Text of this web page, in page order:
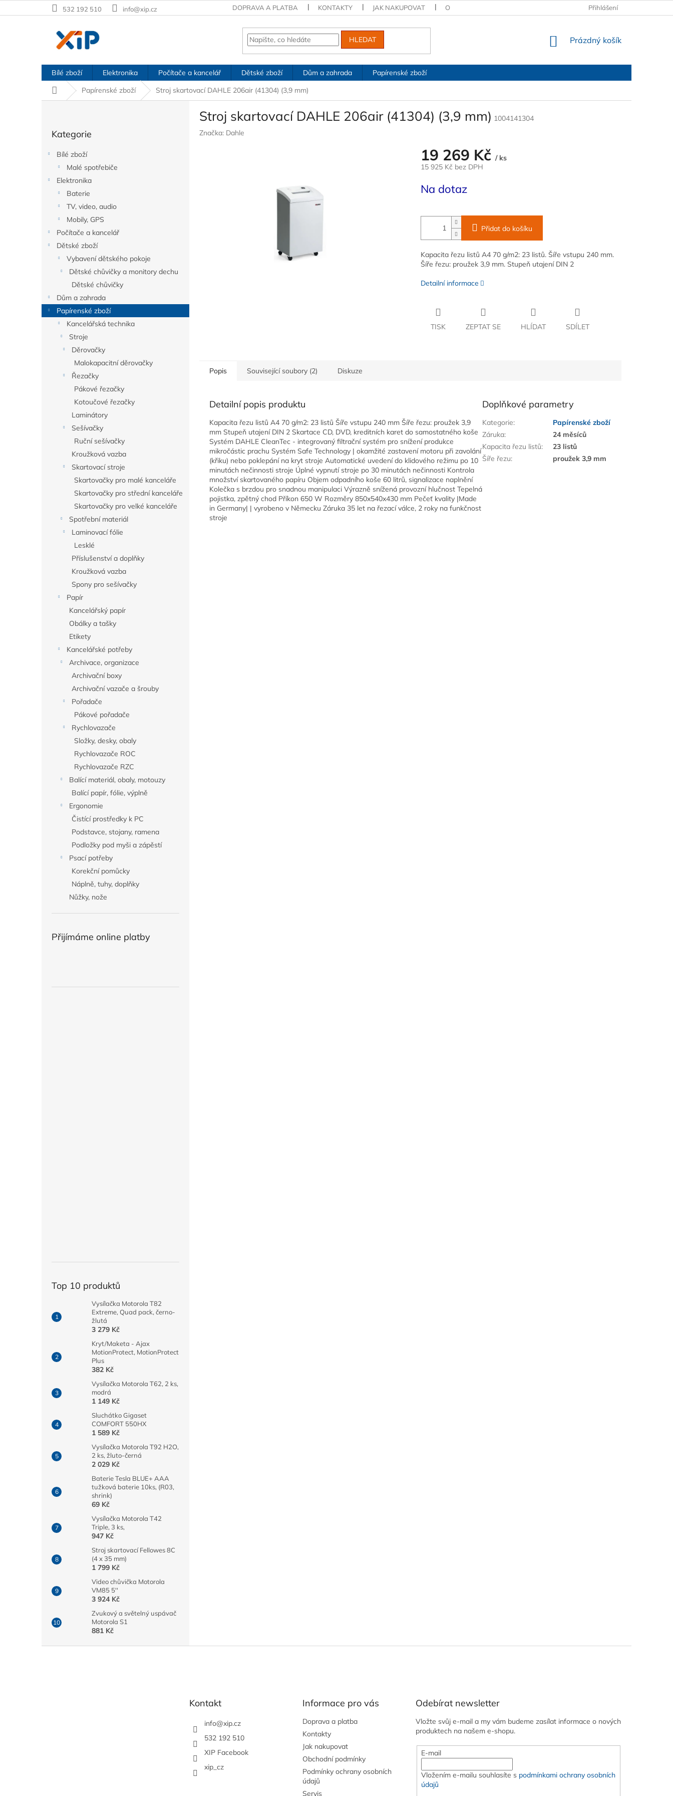
na
532 192 510 info@xip.cz DOPRAVA A PLATBA KONTAKTY JAK NAKUPOVAT OBCHODNÍ PODMÍNKY PODMÍNKY OCHRANY OSOBNÍCH ÚDAJŮ
Přihlášení
HLEDAT
NÁKUPNÍ
Prázdný košík
Bílé zboží Elektronika Počítače a kancelář Dětské zboží Dům a zahrada
Papírenské zboží
Domů
Papírenské zboží Stroj skartovací DAHLE 206air (41304) (3,9 mm)
kategorie
Kategorie
Bílé zboží
Malé spotřebiče
Elektronika
Baterie
TV, video, audio
Mobily, GPS
Počítače a kancelář
Dětské zboží
Vybavení dětského pokoje
Dětské chůvičky a monitory dechu
Dětské chůvičky
Dům a zahrada
Papírenské zboží
Kancelářská technika
Stroje
Děrovačky
Malokapacitní děrovačky
Řezačky
Pákové řezačky
Kotoučové řezačky
Laminátory
Sešívačky
Ruční sešívačky
Kroužková vazba
Skartovací stroje
Skartovačky pro malé kanceláře
Skartovačky pro střední kanceláře
Skartovačky pro velké kanceláře
Spotřební materiál
Laminovací fólie
Lesklé
Příslušenství a doplňky
Kroužková vazba
Spony pro sešívačky
Papír
Kancelářský papír
Obálky a tašky
Etikety
Kancelářské potřeby
Archivace, organizace
Archivační boxy
Archivační vazače a šrouby
Pořadače
Pákové pořadače
Rychlovazače
Složky, desky, obaly
Rychlovazače ROC
Rychlovazače RZC
Balící materiál, obaly, motouzy
Balící papír, fólie, výplně
Ergonomie
Čistící prostředky k PC
Podstavce, stojany, ramena
Podložky pod myši a zápěstí
Psací potřeby
Korekční pomůcky
Náplně, tuhy, doplňky
Nůžky, nože
Přijímáme online platby
Top 10 produktů
Vysílačka Motorola T82
Extreme, Quad pack, černo-
žlutá
3 279 Kč
Kryt/Maketa - Ajax
MotionProtect, MotionProtect
Plus
382 Kč
Vysílačka Motorola T62, 2 ks,
modrá
1 149 Kč
Sluchátko Gigaset
COMFORT 550HX
1 589 Kč
Vysílačka Motorola T92 H2O,
2 ks, žluto-černá
2 029 Kč
Baterie Tesla BLUE+ AAA
tužková baterie 10ks, (R03,
shrink)
69 Kč
Vysílačka Motorola T42
Triple, 3 ks,
947 Kč
Stroj skartovací Fellowes 8C
(4 x 35 mm)
1 799 Kč
Video chůvička Motorola
VM85 5''
3 924 Kč
Zvukový a světelný uspávač
Motorola S1
881 Kč
Stroj skartovací DAHLE 206air (41304) (3,9 mm) 1004141304
Značka: Dahle
19 269 Kč / ks
15 925 Kč bez DPH
cena:
Na dotaz
Přidat do košíku
Kapacita řezu listů A4 70 g/m2: 23 listů. Šíře vstupu 240 mm.
Šíře řezu: proužek 3,9 mm. Stupeň utajení DIN 2
Detailní informace
TISK ZEPTAT SE HLÍDAT SDÍLET
Popis Související soubory (2) Diskuze
Detailní popis produktu
Kapacita řezu listů A4 70 g/m2: 23 listů Šíře vstupu 240 mm Šíře řezu: proužek 3,9
mm Stupeň utajení DIN 2 Skartace CD, DVD, kreditních karet do samostatného koše
Systém DAHLE CleanTec - integrovaný filtrační systém pro snížení produkce
mikročástic prachu Systém Safe Technology | okamžité zastavení motoru při zavolání
(křiku) nebo poklepání na kryt stroje Automatické uvedení do klidového režimu po 10
minutách nečinnosti stroje Úplné vypnutí stroje po 30 minutách nečinnosti Kontrola
množství skartovaného papíru Objem odpadního koše 60 litrů, signalizace naplnění
Kolečka s brzdou pro snadnou manipulaci Výrazně snížená provozní hlučnost Tepelná
pojistka, zpětný chod Příkon 650 W Rozměry 850x540x430 mm Pečeť kvality |Made
in Germany| | vyrobeno v Německu Záruka 35 let na řezací válce, 2 roky na funkčnost
stroje
Doplňkové parametry
Kategorie:
Papírenské zboží
Záruka:
24 měsíců
Kapacita řezu listů:
23 listů
Šíře řezu: proužek 3,9 mm
Kontakt
info@xip.cz
532 192 510
XIP Facebook
xip_cz
Informace pro vás
Doprava a platba
Kontakty
Jak nakupovat
Obchodní podmínky
Podmínky ochrany osobních
údajů
Servis
Odebírat newsletter
Vložte svůj e-mail a my vám budeme zasílat informace o nových
produktech na našem e-shopu.
E-mail
Vložením e-mailu souhlasíte s podmínkami ochrany osobních
údajů